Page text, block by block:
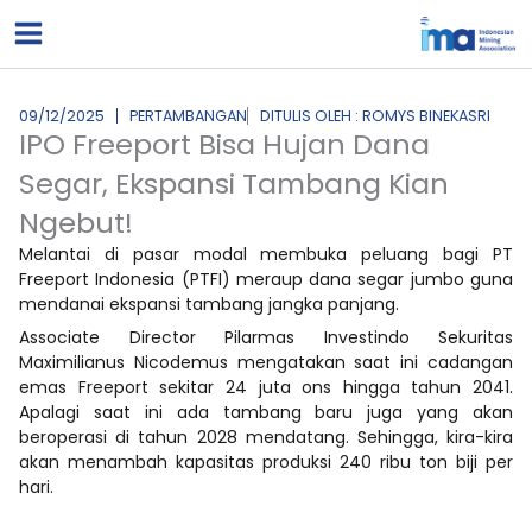
ke
09/12/2025 PERTAMBANGAN DITULIS OLEH : ROMYS BINEKASRI
IPO Freeport Bisa Hujan Dana
Segar, Ekspansi Tambang Kian
Ngebut!
Melantai di pasar modal membuka peluang bagi PT
Freeport Indonesia (PTFI) meraup dana segar jumbo guna
mendanai ekspansi tambang jangka panjang.
Associate Director Pilarmas Investindo Sekuritas
Maximilianus Nicodemus mengatakan saat ini cadangan
emas Freeport sekitar 24 juta ons hingga tahun 2041.
Apalagi saat ini ada tambang baru juga yang akan
beroperasi di tahun 2028 mendatang. Sehingga, kira-kira
akan menambah kapasitas produksi 240 ribu ton biji per
hari.